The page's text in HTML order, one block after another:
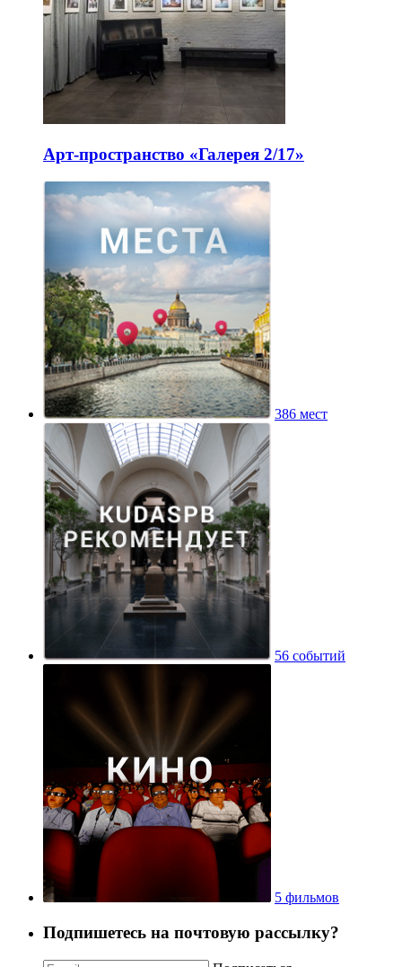
Арт-пространство «Галерея 2/17»
386 мест
56 событий
5 фильмов
Подпишетесь на почтовую рассылку?